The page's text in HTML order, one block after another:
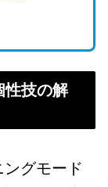
性技の解
グモード